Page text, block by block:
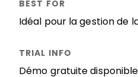
Idéal pour la gestion de
Démo gratuite disponible